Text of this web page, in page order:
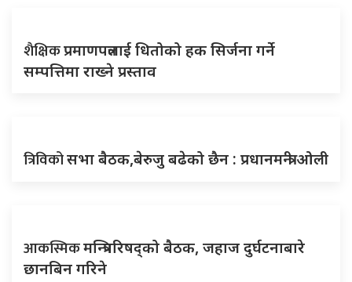
शैक्षिकप्रमाणपत्रलाई धितोको हक सिर्जना गर्ने
सम्पत्तिमा राख्ने प्रस्ताव
त्रिविकोसभा बैठक,बेरुजु बढेको छैन : प्रधानमन्त्री ओली
आकस्मिकमन्त्रिपरिषद्को बैठक, जहाज दुर्घटनाबारे
छानबिन गरिने